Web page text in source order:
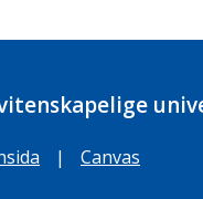
| Canvas